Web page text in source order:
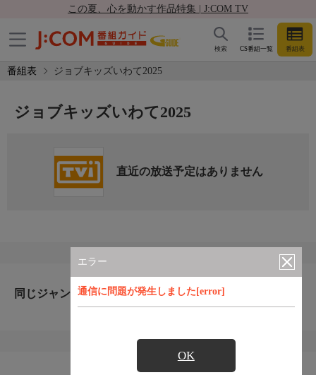
この夏、心を動かす作品特集 | J:COM TV
CS番組一覧 番組表
検索
番組表 ジョブキッズいわて2025
エラー
通信に問題が発生しました[error]
OK
ジョブキッズいわて2025
直近の放送予定はありません
同じジャンルのおすすめ番組